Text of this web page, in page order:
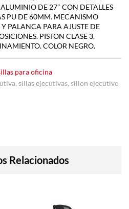
DE 27″ CON DETALLES
PU DE 60MM. MECANISMO
PALANCA PARA AJUSTE DE
PISTON CLASE 3,
COLOR NEGRO.
para oficina
, sillas ejecutivas, sillon ejecutivo
Relacionados